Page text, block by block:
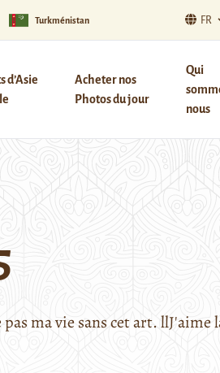
Turkménistan FR
d’Asie
Acheter nos
Photos du jour
Qui
nous
ma vie sans cet art. llJ'aime